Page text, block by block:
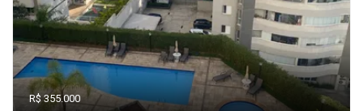
R$ 355.000